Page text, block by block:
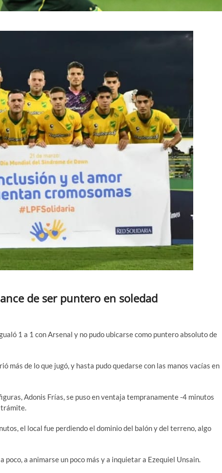
de ser puntero en soledad
1 a 1 con Arsenal y no pudo ubicarse como puntero absoluto de
más de lo que jugó, y hasta pudo quedarse con las manos vacías en
Adonis Frías, se puso en ventaja tempranamente -4 minutos
trámite.
el local fue perdiendo el dominio del balón y del terreno, algo
a animarse un poco más y a inquietar a Ezequiel Unsain.